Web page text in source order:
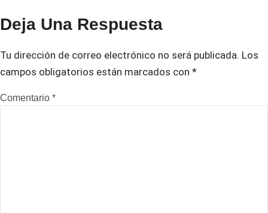
Deja Una Respuesta
Tu dirección de correo electrónico no será publicada. Los
campos obligatorios están marcados con *
Comentario *